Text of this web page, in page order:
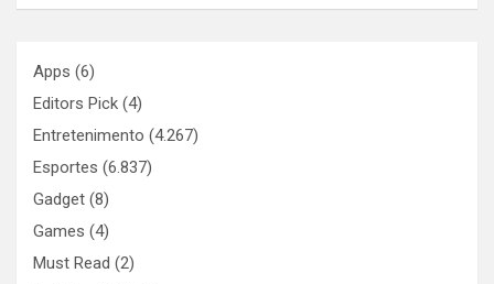
Apps (6)
Editors Pick (4)
Entretenimento (4.267)
Esportes (6.837)
Gadget (8)
Games (4)
Must Read (2)